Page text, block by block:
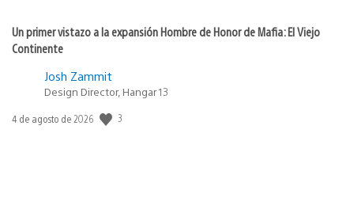
Un primer vistazo a la expansión Hombre de Honor de Mafia: El Viejo
Continente
Josh Zammit
Design Director, Hangar 13
Fecha
4 de agosto de 2026 3